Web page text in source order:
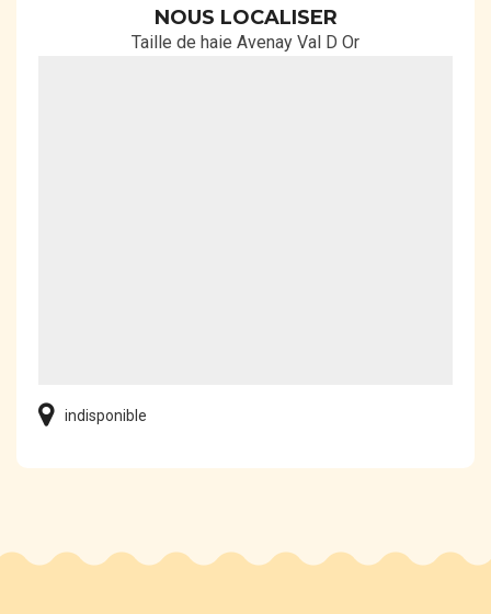
NOUS LOCALISER
Taille de haie Avenay Val D Or
indisponible